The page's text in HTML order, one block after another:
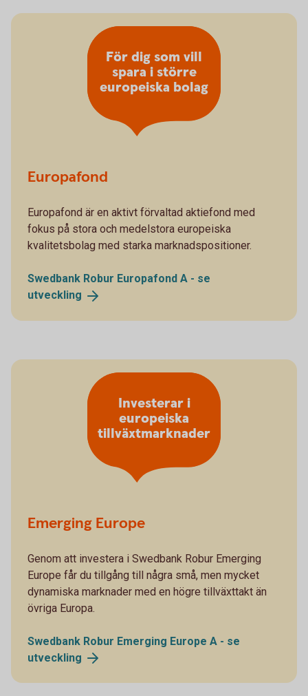
Europafond
Europafond är en aktivt förvaltad aktiefond med
fokus på stora och medelstora europeiska
kvalitetsbolag med starka marknadspositioner.
Swedbank Robur Europafond A - se
utveckling
För dig som vill
spara i större
europeiska bolag
Emerging Europe
Genom att investera i Swedbank Robur Emerging
Europe får du tillgång till några små, men mycket
dynamiska marknader med en högre tillväxttakt än
övriga Europa.
Swedbank Robur Emerging Europe A - se
utveckling
Investerar i
europeiska
tillväxtmarknader